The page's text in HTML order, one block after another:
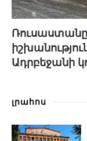
Ադրբեջանի
լրահոս